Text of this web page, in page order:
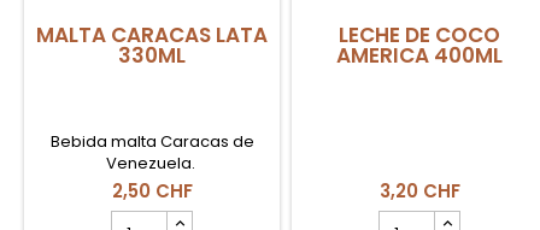
MALTA CARACAS LATA
330ML
Bebida malta Caracas de
Venezuela.
2,50 CHF
LECHE DE COCO
AMERICA 400ML
3,20 CHF